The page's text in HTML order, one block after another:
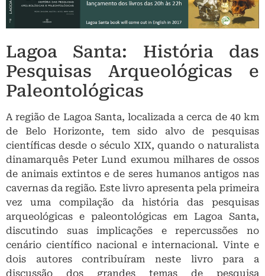
Lagoa Santa: História das
Pesquisas Arqueológicas e
Paleontológicas
A região de Lagoa Santa, localizada a cerca de 40 km
de Belo Horizonte, tem sido alvo de pesquisas
científicas desde o século XIX, quando o naturalista
dinamarquês Peter Lund exumou milhares de ossos
de animais extintos e de seres humanos antigos nas
cavernas da região. Este livro apresenta pela primeira
vez uma compilação da história das pesquisas
arqueológicas e paleontológicas em Lagoa Santa,
discutindo suas implicações e repercussões no
cenário científico nacional e internacional. Vinte e
dois autores contribuíram neste livro para a
discussão dos grandes temas de pesquisa